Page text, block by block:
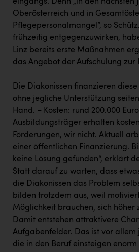
PEZ
PÜSPÖK
REMAX
RUBBLE MASTER
Ruderclub Wels
SCRI - Salzburg Cancer Research
SCHMACHTL GmbH
Schwingshandl - automation
Seher + Partner
Smurfit Westrock Nettingsdorf
TCL
eingangs. Denn „in den nächsten
Oberösterreich und in
Pflegepersonalmangel“, so
frühzeitig entgegenzuwirken,
Linz bereits erste Maßnahmen
das Angebot der Aufschulung zur
Die Diakonissen finanzieren
ohne jegliche Unterstützung
Hand. – Kosten: rund 200.000
Ausbildungsträger erhalten
Förderungen, wir nicht. Aktuell
einer öffentlichen Finanzierung.
keine Lösung gefunden“, erklärt
Statt darauf zu warten, dass
die Diakonissen das Problem
bilden trotzdem aus, weil
Möglichkeit brauchen, sich höher
Damit entstehen attraktivere
Aufgabenfelder. Das ist vor allem
die in den Beruf einsteigen